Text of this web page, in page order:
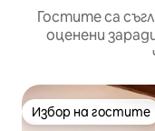
Гостите са
оценени
Избор на гостите
Избор на гостите